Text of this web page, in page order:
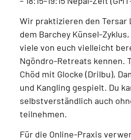
Wir praktizieren den Tersar
dem Barchey Künsel-Zyklus
viele von euch vielleicht
Ngöndro-Retreats kennen.
Chöd mit Glocke (Drilbu),
und Kangling gespielt. Du
selbstverständlich auch
teilnehmen.
Für die Online-Praxis